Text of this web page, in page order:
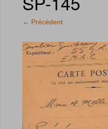
← Précédent